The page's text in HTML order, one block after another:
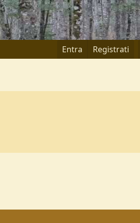
Entra Registrati